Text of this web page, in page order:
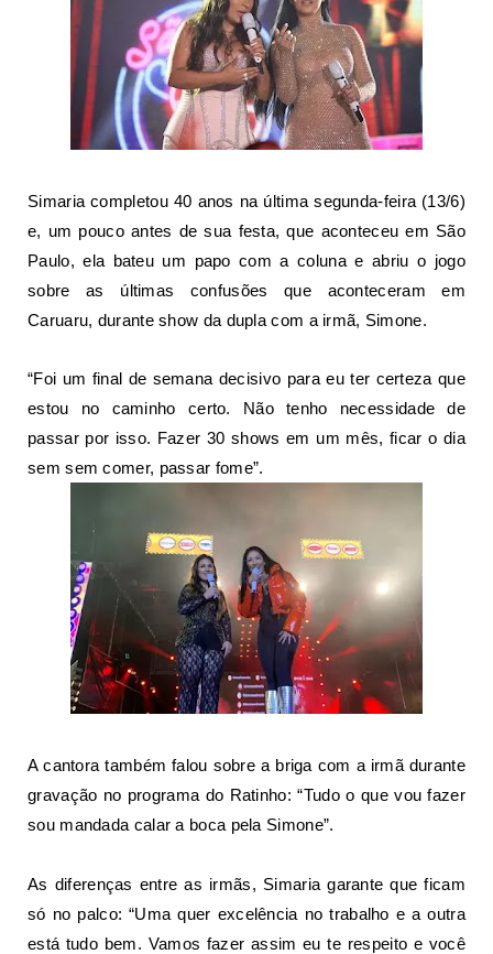
Simaria completou 40 anos na última segunda-feira (13/6)
e, um pouco antes de sua festa, que aconteceu em São
Paulo, ela bateu um papo com a coluna e abriu o jogo
sobre as últimas confusões que aconteceram em
Caruaru, durante show da dupla com a irmã, Simone.
“Foi um final de semana decisivo para eu ter certeza que
estou no caminho certo. Não tenho necessidade de
passar por isso. Fazer 30 shows em um mês, ficar o dia
sem sem comer, passar fome”.
A cantora também falou sobre a briga com a irmã durante
gravação no programa do Ratinho: “Tudo o que vou fazer
sou mandada calar a boca pela Simone”.
As diferenças entre as irmãs, Simaria garante que ficam
só no palco: “Uma quer excelência no trabalho e a outra
está tudo bem. Vamos fazer assim eu te respeito e você